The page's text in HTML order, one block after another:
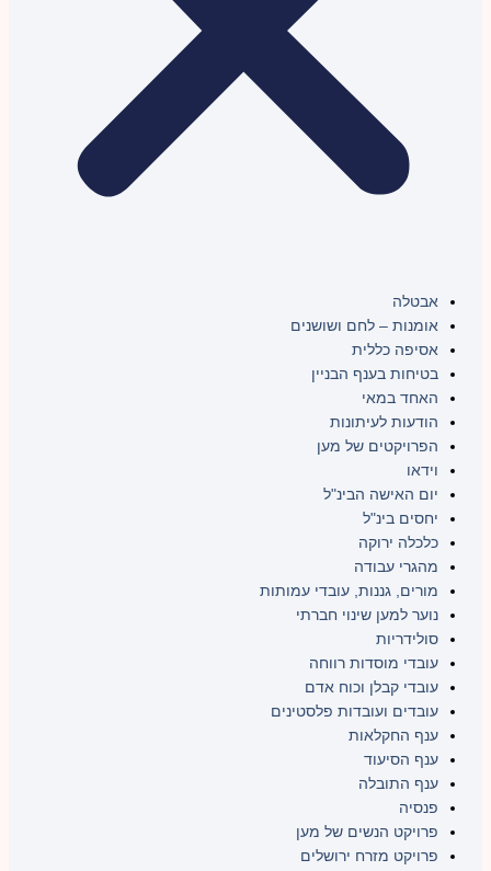
אבטלה
אומנות – לחם ושושנים
אסיפה כללית
בטיחות בענף הבניין
האחד במאי
הודעות לעיתונות
הפרויקטים של מען
וידאו
יום האישה הבינ"ל
יחסים בינ"ל
כלכלה ירוקה
מהגרי עבודה
מורים, גננות, עובדי עמותות
נוער למען שינוי חברתי
סולידריות
עובדי מוסדות רווחה
עובדי קבלן וכוח אדם
עובדים ועובדות פלסטינים
ענף החקלאות
ענף הסיעוד
ענף התובלה
פנסיה
פרויקט הנשים של מען
פרויקט מזרח ירושלים